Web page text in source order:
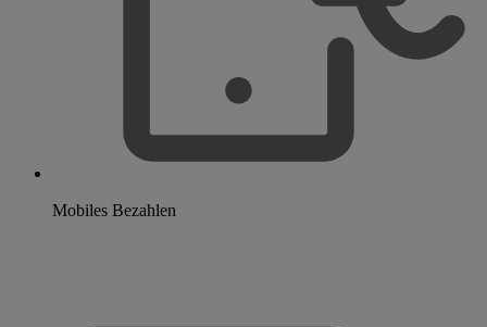
Mobiles Bezahlen